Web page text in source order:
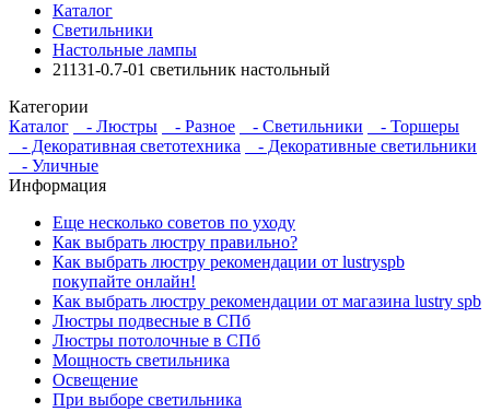
Каталог
Светильники
Настольные лампы
21131-0.7-01 светильник настольный
Категории
Каталог
- Люстры - Разное - Светильники
- Торшеры
- Декоративная светотехника
- Декоративные светильники
- Уличные
Информация
Еще несколько советов по уходу
Как выбрать люстру правильно?
Как выбрать люстру рекомендации от lustryspb
покупайте онлайн!
Как выбрать люстру рекомендации от магазина lustry spb
Люстры подвесные в СПб
Люстры потолочные в СПб
Мощность светильника
Освещение
При выборе светильника